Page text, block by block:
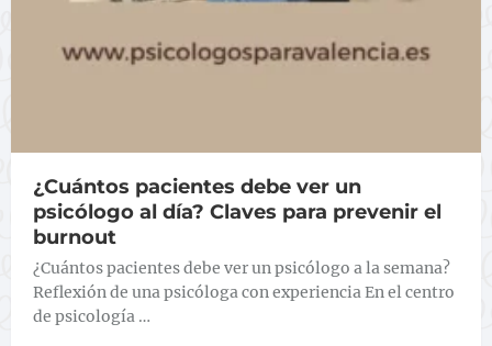
¿Cuántos pacientes debe ver un
psicólogo al día? Claves para prevenir el
burnout
¿Cuántos pacientes debe ver un psicólogo a la semana?
Reflexión de una psicóloga con experiencia En el centro
de psicología …